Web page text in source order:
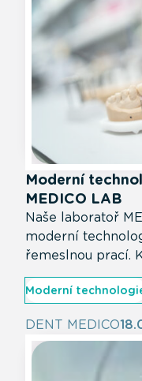
Moderní
MEDICO LAB
Naše laboratoř
moderní
řemeslnou prací.
zubních náhrad je
zařízeními, která
podívat, jak naše
kvalitě péče,
Moderní
DENT MEDICO